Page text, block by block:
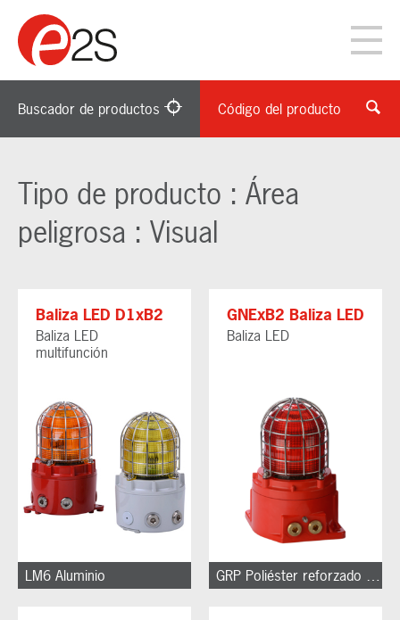
Buscador de productos Código del producto
Tipo de producto : Área
peligrosa : Visual
Baliza LED D1xB2
Baliza LED
multifunción
LM6 Aluminio
GNExB2 Baliza LED
Baliza LED
GRP Poliéster reforzado con fibra de vidrio